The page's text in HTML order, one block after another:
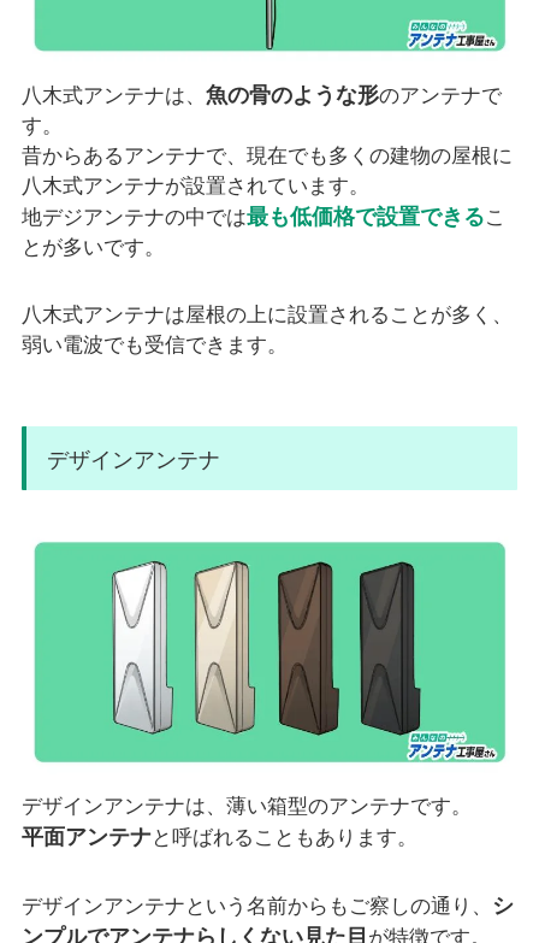
八木式アンテナは、 魚の骨のような形のアンテナで
す。
昔からあるアンテナで、現在でも多くの建物の屋根に
八木式アンテナが設置されています。
地デジアンテナの中では最も低価格で設置できるこ
とが多いです。
八木式アンテナは屋根の上に設置されることが多く、
弱い電波でも受信できます。
デザインアンテナ
デザインアンテナは、薄い箱型のアンテナです。
平面アンテナと呼ばれることもあります。
デザインアンテナという名前からもご察しの通り、 シ
ンプルでアンテナらしくない見た目が特徴です。